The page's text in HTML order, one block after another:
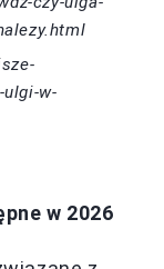
ulgi-w-
w 2026